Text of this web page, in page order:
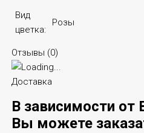
Вид
цветка:
Розы
Отзывы (0)
Доставка
В зависимости от
Вы можете